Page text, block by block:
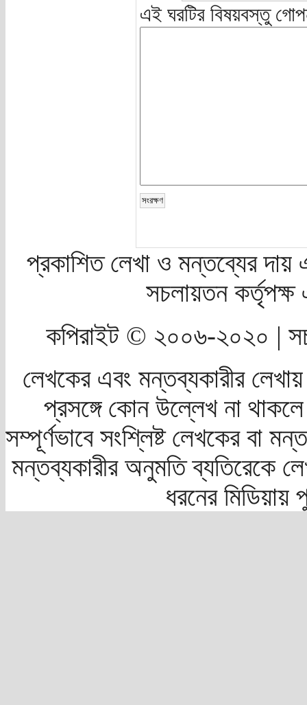
এই ঘরটির বিষয়বস্তু
প্রকাশিত লেখা ও মন্তব্যের দায়
সচলায়তন
কপিরাইট © ২০০৬-২০২০ |
লেখকের এবং মন্তব্যকারীর
প্রসঙ্গে কোন উল্লেখ না
সম্পূর্ণভাবে সংশ্লিষ্ট লেখকের বা
মন্তব্যকারীর অনুমতি ব্যতিরেকে
ধরনের মিডিয়ায়